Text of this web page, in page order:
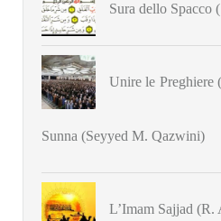
Sura dello Spacco
Unire le Preghiere
Sunna (Seyyed M. Qazwini)
L’Imam Sajjad (R.